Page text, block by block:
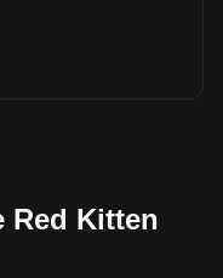
Red Kitten